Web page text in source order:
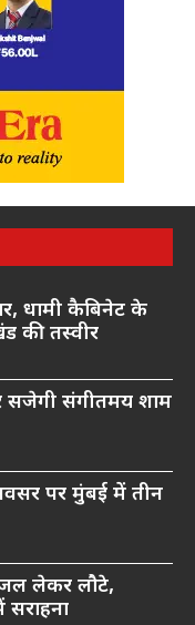
धामी कैबिनेट के
की तस्वीर
सजेगी संगीतमय शाम
अवसर पर मुंबई में तीन
लेकर लौटे,